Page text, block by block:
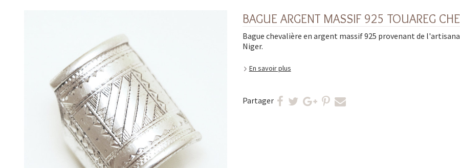
BAGUE ARGENT MASSIF 925 TOUAREG
Bague chevalière en argent massif 925 provenant de
Niger.
En savoir plus
Partager